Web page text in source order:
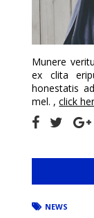
Munere
ex clita
honestatis
mel. ,click
NEWS